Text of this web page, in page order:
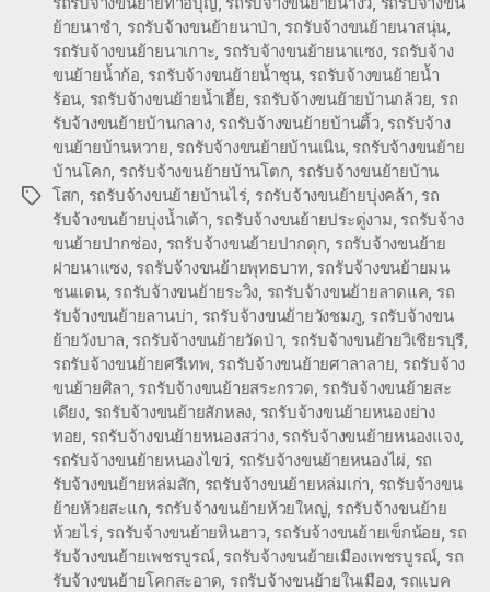
Tags
ย้ายนาซำ, รถรับจ้างขนย้ายนาป่า, รถรับจ้างขนย้ายนาสนุ่น,
รถรับจ้างขนย้ายนาเกาะ, รถรับจ้างขนย้ายนาแซง, รถรับจ้าง
ขนย้ายน้ำก้อ, รถรับจ้างขนย้ายน้ำชุน, รถรับจ้างขนย้ายน้ำ
ร้อน, รถรับจ้างขนย้ายน้ำเฮี้ย, รถรับจ้างขนย้ายบ้านกล้วย, รถ
รับจ้างขนย้ายบ้านกลาง, รถรับจ้างขนย้ายบ้านติ้ว, รถรับจ้าง
ขนย้ายบ้านหวาย, รถรับจ้างขนย้ายบ้านเนิน, รถรับจ้างขนย้าย
บ้านโคก, รถรับจ้างขนย้ายบ้านโตก, รถรับจ้างขนย้ายบ้าน
โสก, รถรับจ้างขนย้ายบ้านไร่, รถรับจ้างขนย้ายบุ่งคล้า, รถ
รับจ้างขนย้ายบุ่งน้ำเต้า, รถรับจ้างขนย้ายประดู่งาม, รถรับจ้าง
ขนย้ายปากช่อง, รถรับจ้างขนย้ายปากดุก, รถรับจ้างขนย้าย
ฝายนาแซง, รถรับจ้างขนย้ายพุทธบาท, รถรับจ้างขนย้ายมน
ชนแดน, รถรับจ้างขนย้ายระวิง, รถรับจ้างขนย้ายลาดแค, รถ
รับจ้างขนย้ายลานบ่า, รถรับจ้างขนย้ายวังชมภู, รถรับจ้างขน
ย้ายวังบาล, รถรับจ้างขนย้ายวัดป่า, รถรับจ้างขนย้ายวิเชียรบุรี,
รถรับจ้างขนย้ายศรีเทพ, รถรับจ้างขนย้ายศาลาลาย, รถรับจ้าง
ขนย้ายศิลา, รถรับจ้างขนย้ายสระกรวด, รถรับจ้างขนย้ายสะ
เดียง, รถรับจ้างขนย้ายสักหลง, รถรับจ้างขนย้ายหนองย่าง
ทอย, รถรับจ้างขนย้ายหนองสว่าง, รถรับจ้างขนย้ายหนองแจง,
รถรับจ้างขนย้ายหนองไขว่, รถรับจ้างขนย้ายหนองไผ่, รถ
รับจ้างขนย้ายหล่มสัก, รถรับจ้างขนย้ายหล่มเก่า, รถรับจ้างขน
ย้ายห้วยสะแก, รถรับจ้างขนย้ายห้วยใหญ่, รถรับจ้างขนย้าย
ห้วยไร่, รถรับจ้างขนย้ายหินฮาว, รถรับจ้างขนย้ายเข็กน้อย, รถ
รับจ้างขนย้ายเพชรบูรณ์, รถรับจ้างขนย้ายเมืองเพชรบูรณ์, รถ
รับจ้างขนย้ายโคกสะอาด, รถรับจ้างขนย้ายในเมือง, รถแบค